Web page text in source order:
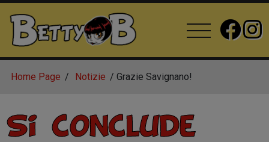
Home Page Notizie Grazie Savignano!
Si conclude